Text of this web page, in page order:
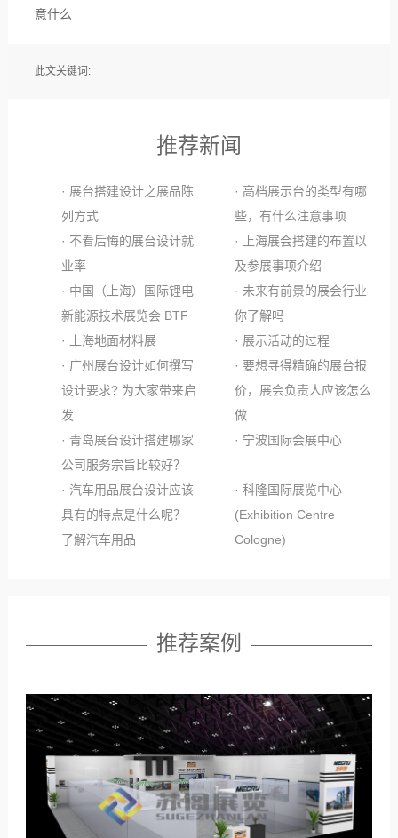
意什么
此文关键词:
推荐新闻
· 展台搭建设计之展品陈
列方式
· 高档展示台的类型有哪
些，有什么注意事项
· 不看后悔的展台设计就
业率
· 上海展会搭建的布置以
及参展事项介绍
· 中国（上海）国际锂电
新能源技术展览会 BTF
· 未来有前景的展会行业
你了解吗
· 上海地面材料展
· 展示活动的过程
· 广州展台设计如何撰写
设计要求? 为大家带来启
发
· 要想寻得精确的展台报
价，展会负责人应该怎么
做
· 青岛展台设计搭建哪家
公司服务宗旨比较好？
· 宁波国际会展中心
· 汽车用品展台设计应该
具有的特点是什么呢？
了解汽车用品
· 科隆国际展览中心
(Exhibition Centre
Cologne)
推荐案例